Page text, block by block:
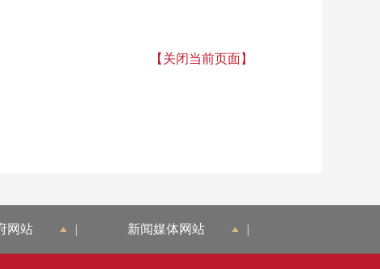
【关闭当前页面】
网站 | 新闻媒体网站 |